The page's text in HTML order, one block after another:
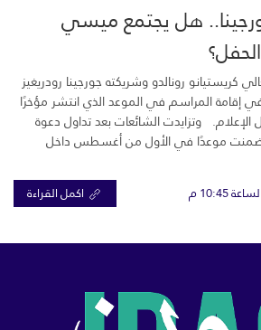
هل يجتمع ميسي
كريستيانو رونالدو وشريكته جورجينا رودريغيز
إقامة المراسم في الموعد الذي انتشر مؤخرًا
وتزايدت الشائعات بعد تداول دعوة
موعدًا في الأول من أغسطس داخل
اكمل القراءة